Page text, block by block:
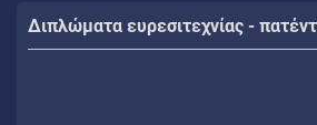
Διπλώματα ευρεσιτεχνίας -